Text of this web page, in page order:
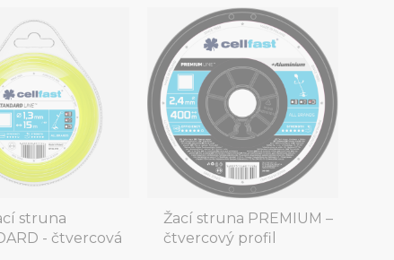
struna
- čtvercová
Žací struna PREMIUM –
čtvercový profil